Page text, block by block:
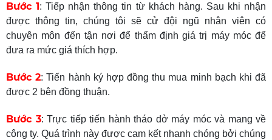
Bước 1: Tiếp nhận thông tin từ khách hàng. Sau khi nhận
được thông tin, chúng tôi sẽ cử đội ngũ nhân viên có
chuyên môn đến tận nơi để thẩm định giá trị máy móc để
đưa ra mức giá thích hợp.
Bước 2: Tiến hành ký hợp đồng thu mua minh bạch khi đã
được 2 bên đồng thuận.
Bước 3: Trực tiếp tiến hành tháo dở máy móc và mang về
công ty. Quá trình này được cam kết nhanh chóng bởi chúng